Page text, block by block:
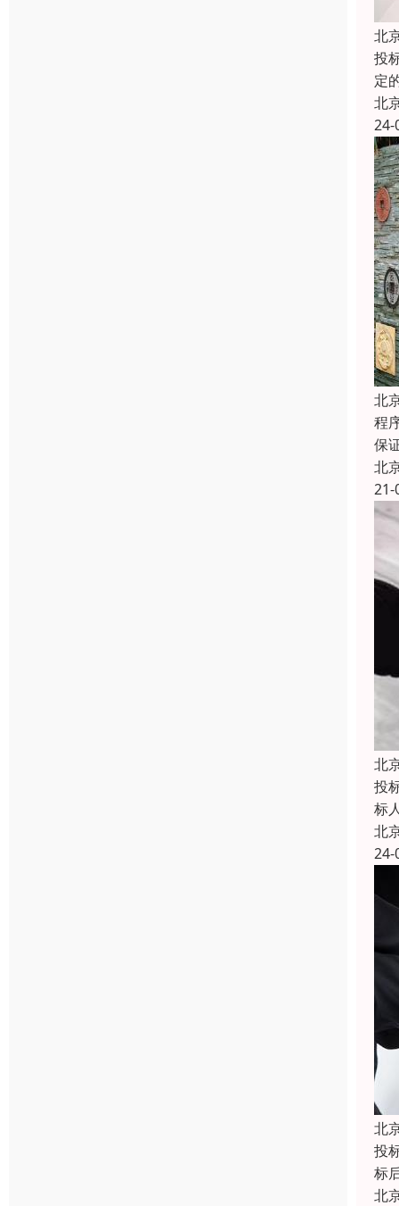
北
投
定
北
24-
北
程
保
北
21-
北
投
标
北
24-
北
投
标
北